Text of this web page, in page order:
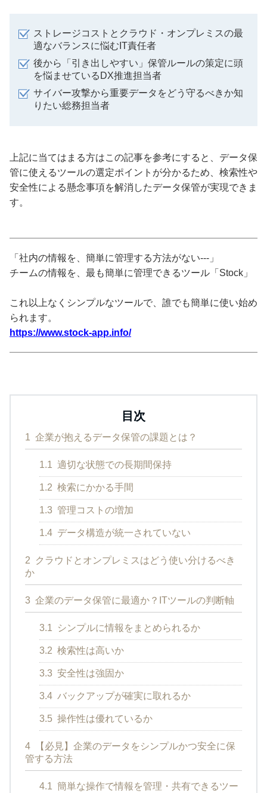
ストレージコストとクラウド・オンプレミスの最
適なバランスに悩むIT責任者
後から「引き出しやすい」保管ルールの策定に頭
を悩ませているDX推進担当者
サイバー攻撃から重要データをどう守るべきか知
りたい総務担当者
上記に当てはまる方はこの記事を参考にすると、データ保
管に使えるツールの選定ポイントが分かるため、検索性や
安全性による懸念事項を解消したデータ保管が実現できま
す。
「社内の情報を、簡単に管理する方法がない---」
チームの情報を、最も簡単に管理できるツール「Stock」
これ以上なくシンプルなツールで、誰でも簡単に使い始め
られます。
https://www.stock-app.info/
目次
1 企業が抱えるデータ保管の課題とは？
1.1 適切な状態での長期間保持
1.2 検索にかかる手間
1.3 管理コストの増加
1.4 データ構造が統一されていない
2
クラウドとオンプレミスはどう使い分けるべき
か
3 企業のデータ保管に最適か？ITツールの判断軸
3.1 シンプルに情報をまとめられるか
3.2 検索性は高いか
3.3 安全性は強固か
3.4 バックアップが確実に取れるか
3.5 操作性は優れているか
4
【必見】企業のデータをシンプルかつ安全に保
管する方法
4.1 簡単な操作で情報を管理・共有できるツー